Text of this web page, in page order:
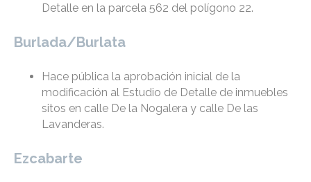
Detalle en la parcela 562 del polígono 22.
Burlada/Burlata
Hace pública la aprobación inicial de la
modificación al Estudio de Detalle de inmuebles
sitos en calle De la Nogalera y calle De las
Lavanderas.
Ezcabarte